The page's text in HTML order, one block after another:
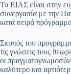
Το ΕΙΑΣ είναι στην
συνεργασία με την
κατά σειρά
Σκοπός του
τις γνώσεις τους
οι
καλύτερο και